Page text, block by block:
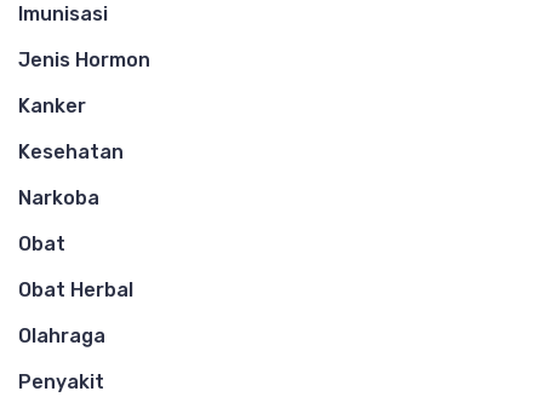
Imunisasi
Jenis Hormon
Kanker
Kesehatan
Narkoba
Obat
Obat Herbal
Olahraga
Penyakit